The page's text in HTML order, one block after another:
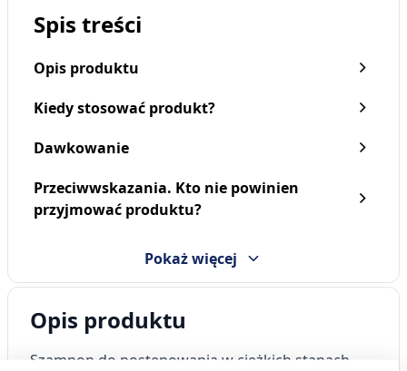
Spis treści
Opis produktu
Kiedy stosować produkt?
Dawkowanie
Przeciwwskazania. Kto nie powinien
przyjmować produktu?
Pokaż więcej
Opis produktu
Szampon do postępowania w ciężkich stanach